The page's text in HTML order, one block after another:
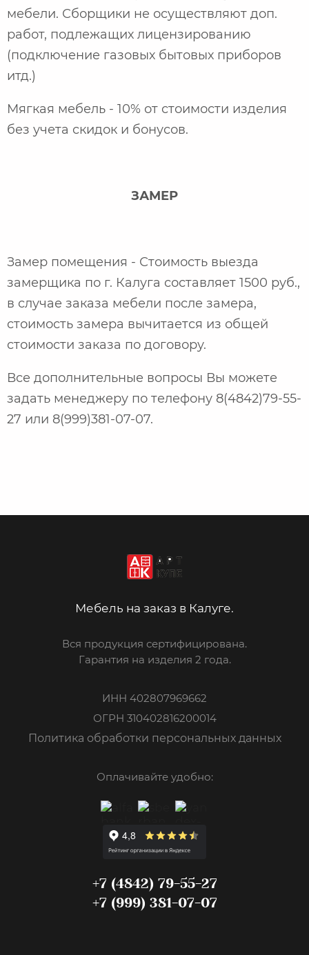
мебели. Сборщики не осуществляют доп.
работ, подлежащих лицензированию
(подключение газовых бытовых приборов
итд.)
Мягкая мебель - 10% от стоимости изделия
без учета скидок и бонусов.
ЗАМЕР
Замер помещения - Стоимость выезда
замерщика по г. Калуга составляет 1500 руб.,
в случае заказа мебели после замера,
стоимость замера вычитается из общей
стоимости заказа по договору.
Все дополнительные вопросы Вы можете
задать менеджеру по телефону 8(4842)79-55-
27 или 8(999)381-07-07.
Мебель на заказ в Калуге.
Вся продукция сертифицирована.
Гарантия на изделия 2 года.
ИНН 402807969662
ОГРН 310402816200014
Политика обработки персональных данных
Оплачивайте удобно:
+7 (4842) 79-55-27
+7 (999) 381-07-07